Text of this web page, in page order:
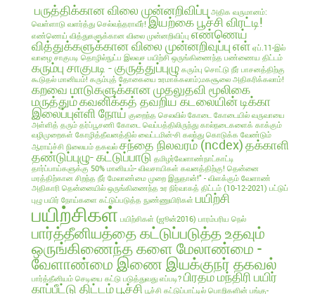
பருத்திக்கான விலை முன்னறிவிப்பு அதிக வருமானம்:
வெள்ளாடு வளர்த்து செல்வந்தராவீர்! இயற்கை பூச்சி விரட்டி!
எண்ணெய் வித்துகளுக்கான விலை முன்னறிவிப்பு எண்ணெய்
வித்துக்களுக்கான விலை முன்னறிவுப்புஎள் ஏப்.11-இல்
வாழை சாகுபடி தொழில்நுட்ப இலவச பயிற்சி ஒருங்கிணைந்த பண்ணைய திட்டம்
கரும்பு சாகுபடி - குருத்துப்புழு கரும்பு சொட்டு நீர் பாசனத்திற்கு
கூடுதல் மானியம்! கரும்புத் தோகையை உரமாக்கலாம்;மகசூலை அதிகரிக்கலாம்!
கறவை மாடுகளுக்கான முதலுதவி மூலிகை
மருத்தும்கவனிக்கத் தவறிய கடலையின் டிக்கா
இலைப்புள்ளி நோய் குறைந்த செலவில் கோடை கோடையில் வருவாயை
அள்ளித் தரும் தர்ப்பூசணி கோடை வெப்பத்திலிருந்து கால்நடைகளைக் காக்கும்
வழிமுறைகள் கோழித்தீவனத்தில் வைட்டமின்-சி கலந்து கொடுக்க வேண்டும்
ஆராய்ச்சி நிலையம் தகவல் சந்தை நிலவரம் (ncdex)தக்காளி
தண்டுப்புழு- கட்டுப்பாடு தமிழர்வேளாண்நாட்காட்டி
தார்ப்பாய்களுக்கு 50% மானியம்- விவசாயிகள் கவனத்திற்கு! தென்னை
மரத்திற்கான சிறந்த நீர் மேலாண்மை முறை இதுதான்!" - விளக்கும் வேளாண்
அதிகாரி தென்னையில் ஒருங்கிணைந்த உர நிர்வாகத் திட்டம் (10-12-2021) பட்டுப்
புழு பயிர் நோய்களை கட்டுப்படுத்த நுண்ணுயிரிகள் பயிற்சி
பயிற்சிகள் பயிற்சிகள் (ஜூன்2016) பாரம்பரிய நெல்
பார்த்தீனியத்தை கட்டுப்படுத்த உதவும்
ஒருங்கிணைந்த களை மேலாண்மை -
வேளாண்மை இணை இயக்குநர் தகவல்
பார்த்தீனியம் செடியை கட்டு படுத்துவது எப்படி? பிரதம மந்திரி பயிர்
காப்பீட்டு திட்டம்பூச்சி பூச்சி கட்டுப்பாட்டில் பொறிகளின் பங்கு-